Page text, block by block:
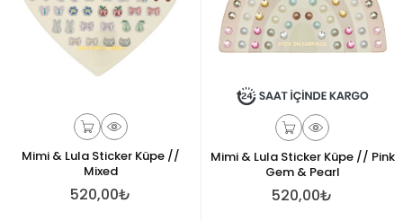
Mimi & Lula Sticker Küpe //
Mixed
520,00₺
Mimi & Lula Sticker Küpe // Pink
Gem & Pearl
520,00₺